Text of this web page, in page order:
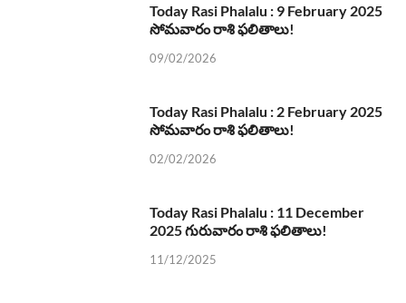
Today Rasi Phalalu : 9 February 2025
సోమవారం రాశి ఫలితాలు!
09/02/2026
Today Rasi Phalalu : 2 February 2025
సోమవారం రాశి ఫలితాలు!
02/02/2026
Today Rasi Phalalu : 11 December
2025 గురువారం రాశి ఫలితాలు!
11/12/2025